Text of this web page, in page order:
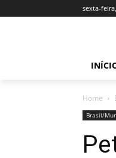
sexta-
Home
Brasil/